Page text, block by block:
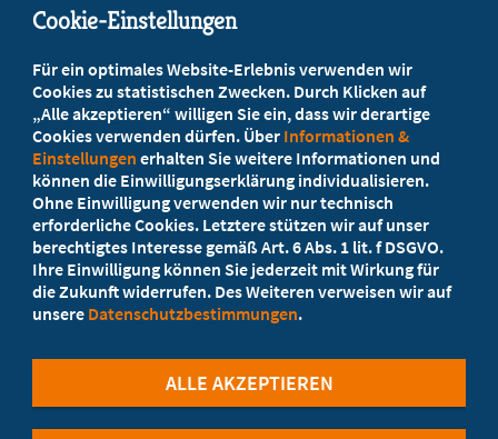
Ihr Landesverband berät Sie!
Ansprechpartner
Werden Sie jetzt Mitglied!
5 Vorteile einer Mitgliedschaft
Cookie-Einstellungen
Für ein optimales Website-Erlebnis verwenden wir
Cookies zu statistischen Zwecken. Durch Klicken auf
„Alle akzeptieren“ willigen Sie ein, dass wir derartige
Cookies verwenden dürfen. Über Informationen &
Einstellungen erhalten Sie weitere Informationen und
können die Einwilligungserklärung individualisieren.
Ohne Einwilligung verwenden wir nur technisch
erforderliche Cookies. Letztere stützen wir auf unser
berechtigtes Interesse gemäß Art. 6 Abs. 1 lit. f DSGVO.
Ihre Einwilligung können Sie jederzeit mit Wirkung für
die Zukunft widerrufen. Des Weiteren verweisen wir auf
unsere Datenschutzbestimmungen.
ALLE AKZEPTIEREN